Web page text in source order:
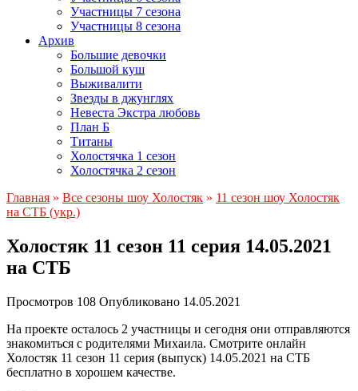
Участницы 7 сезона
Участницы 8 сезона
Архив
Большие девочки
Большой куш
Выживалити
Звезды в джунглях
Невеста Экстра любовь
План Б
Титаны
Холостячка 1 сезон
Холостячка 2 сезон
Главная » Все сезоны шоу Холостяк » 11 сезон шоу Холостяк
на СТБ (укр.)
Холостяк 11 сезон 11 серия 14.05.2021
на СТБ
Просмотров 108 Опубликовано 14.05.2021
На проекте осталось 2 участницы и сегодня они отправляются
знакомиться с родителями Михаила. Смотрите онлайн
Холостяк 11 сезон 11 серия (выпуск) 14.05.2021 на СТБ
бесплатно в хорошем качестве.